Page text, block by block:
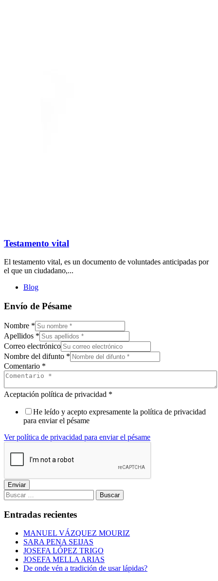
Testamento vital
El testamento vital, es un documento de voluntades anticipadas por
el que un ciudadano,...
Blog
Envío de Pésame
Nombre *
Apellidos *
Correo electrónico
Nombre del difunto *
Comentario *
Aceptación política de privacidad *
He leído y acepto expresamente la política de privacidad
para enviar el pésame
Ver política de privacidad para enviar el pésame
Enviar
Buscar:
Entradas recientes
MANUEL VÁZQUEZ MOURIZ
SARA PENA SEIJAS
JOSEFA LÓPEZ TRIGO
JOSEFA MELLA ARIAS
De onde vén a tradición de usar lápidas?